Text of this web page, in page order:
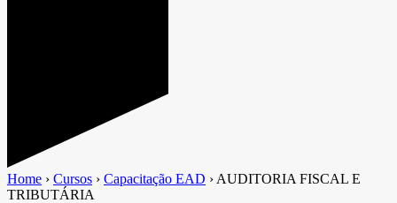
Home › Cursos › Capacitação EAD › AUDITORIA FISCAL E
TRIBUTÁRIA